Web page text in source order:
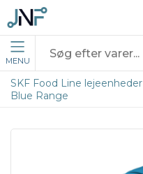
MENU
SKF Food Line lejeenheder
Blue Range